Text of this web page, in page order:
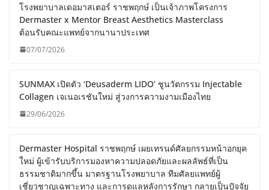
โรงพยาบาลเดอมาสเตอร์ ราชพฤกษ์ เป็นเจ้าภาพโครงการ
Dermaster x Mentor Breast Aesthetics Masterclass
ต้อนรับคณะแพทย์จากนานาประเทศ
07/07/2026
SUNMAX เปิดตัว ‘Deusaderm LIDO’ ชูนวัตกรรม Injectable
Collagen เจเนอเรชันใหม่ สู่วงการความงามเมืองไทย
29/06/2026
Dermaster Hospital ราชพฤกษ์ เผยเทรนด์ศัลยกรรมหน้าอกยุค
ใหม่ ผู้เข้ารับบริการมองหาความปลอดภัยและผลลัพธ์ที่เป็น
ธรรมชาติมากขึ้น มาตรฐานโรงพยาบาล ทีมศัลยแพทย์ผู้
เชี่ยวชาญเฉพาะทาง และการดูแลหลังการรักษา กลายเป็นปัจจัย